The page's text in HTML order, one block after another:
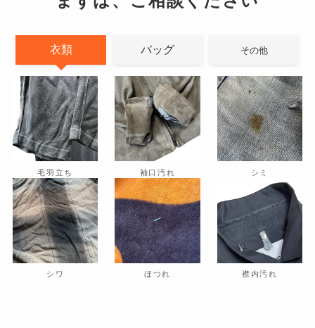
衣類 バッグ その他
毛羽立ち 袖口汚れ シミ
シワ ほつれ 襟内汚れ